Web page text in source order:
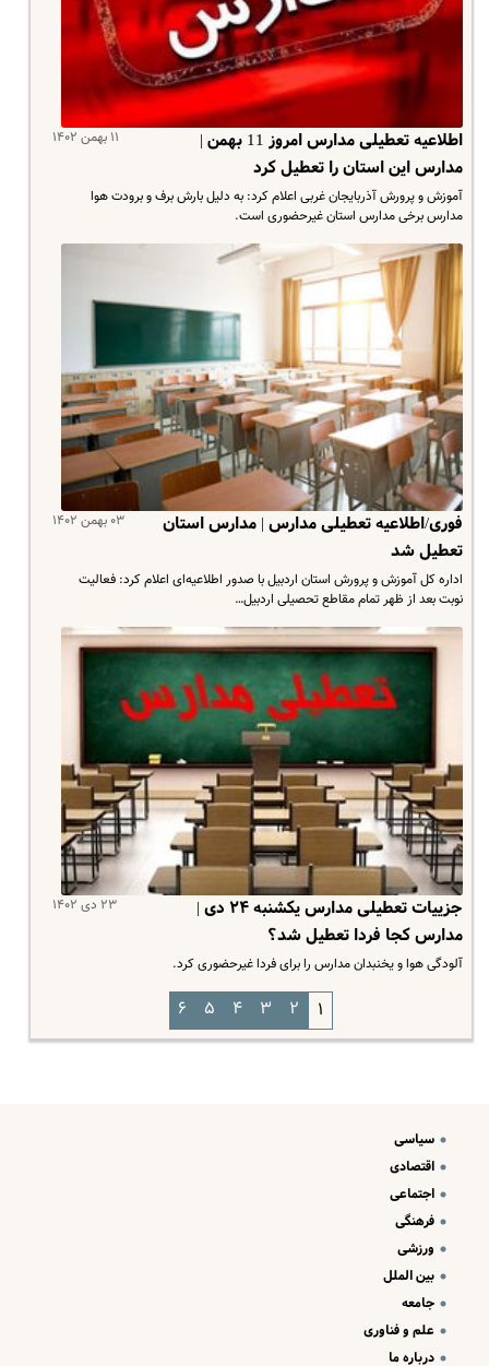
۱۱ بهمن ۱۴۰۲
اطلاعیه تعطیلی مدارس امروز 11 بهمن |
مدارس این استان را تعطیل کرد
آموزش و پرورش آذربایجان غربی اعلام کرد: به دلیل بارش برف و برودت هوا
مدارس برخی مدارس استان غیرحضوری است.
۰۳ بهمن ۱۴۰۲
فوری/اطلاعیه تعطیلی مدارس | مدارس استان
تعطیل شد
اداره کل آموزش و پرورش استان اردبیل با صدور اطلاعیه‌ای اعلام کرد: فعالیت
نوبت بعد از ظهر تمام مقاطع تحصیلی اردبیل…
۲۳ دی ۱۴۰۲
جزییات تعطیلی مدارس یکشنبه ۲۴ دی |
مدارس کجا فردا تعطیل شد؟
آلودگی هوا و یخنبدان مدارس را برای فردا غیرحضوری کرد.
۱ ۲ ۳ ۴ ۵ ۶
سیاسی
اقتصادی
اجتماعی
فرهنگی
ورزشی
بین الملل
جامعه
علم و فناوری
درباره ما